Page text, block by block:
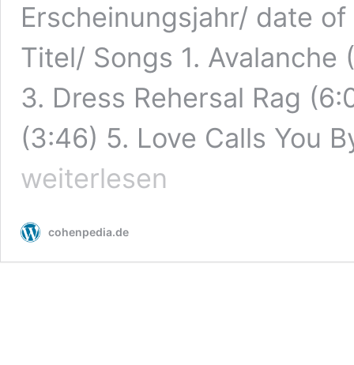
Erscheinungsjahr/ date
Titel/ Songs 1. Avalanche
3. Dress Rehersal Rag
(3:46) 5. Love Calls You
weiterlesen
cohenpedia.de